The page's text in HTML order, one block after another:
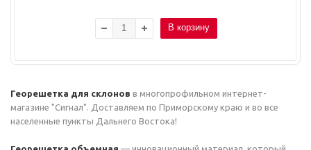
В корзину
Георешетка для склонов в многопрофильном интернет-
магазине "Сигнал". Доставляем по Приморскому краю и во все
населенные пункты Дальнего Востока!